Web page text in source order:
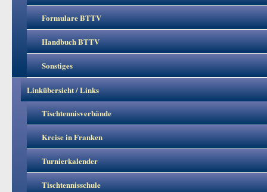
Formulare BTTV
Handbuch BTTV
Sonstiges
Linkübersicht / Links
Tischtennisverbände
Kreise in Franken
Turnierkalender
Tischtennisschule